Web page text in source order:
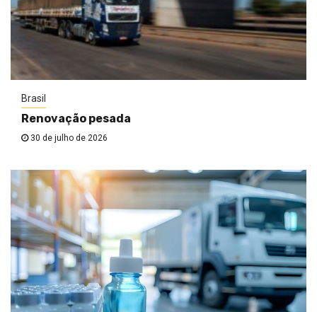
Brasil
Renovação pesada
30 de julho de 2026